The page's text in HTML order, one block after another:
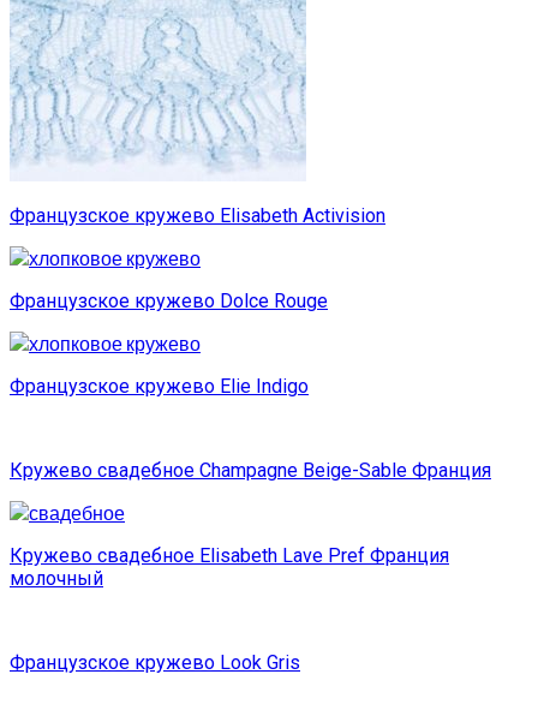
Французское кружево Elisabeth Activision
Французское кружево Dolce Rouge
Французское кружево Elie Indigo
Кружево свадебное Champagne Beige-Sable Франция
Кружево свадебное Elisabeth Lave Pref Франция
молочный
Французское кружево Look Gris